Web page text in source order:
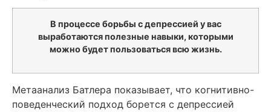
В процессе борьбы с депрессией у вас
выработаются полезные навыки, которыми
можно будет пользоваться всю жизнь.
Метаанализ Батлера показывает, что когнитивно-
поведенческий подход борется с депрессией